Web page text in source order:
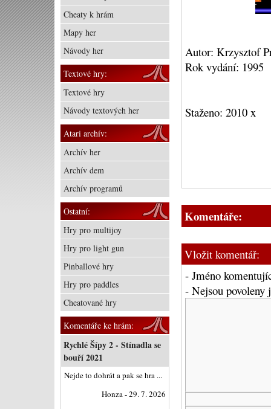
Autor: Krzysztof
Rok vydání: 1995
Staženo: 2010 x
Komentáře:
Vložit komentář:
- Jméno
- Nejsou
Cheaty k hrám
Mapy her
Návody her
Textové hry:
Textové hry
Návody textových her
Atari archív:
Archív her
Archív dem
Archív programů
Ostatní:
Hry pro multijoy
Hry pro light gun
Pinballové hry
Hry pro paddles
Cheatované hry
Komentáře ke hrám:
Rychlé Šípy 2 - Stínadla se
bouří 2021
Nejde to dohrát a pak se hra ...
Honza - 29. 7. 2026